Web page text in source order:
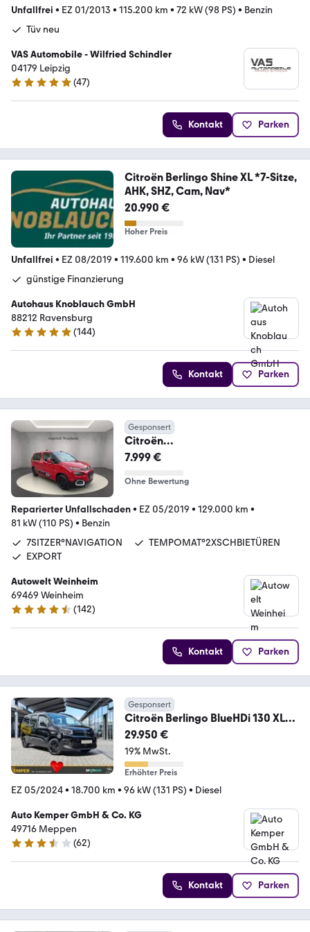
Unfallfrei • EZ 01/2013 • 115.200 km • 72 kW (98 PS) • Benzin
Tüv neu
VAS Automobile - Wilfried Schindler
04179 Leipzig
4.9 Sterne
(47)
Kontakt Parken
Citroën Berlingo Shine XL *7-Sitze,
AHK, SHZ, Cam, Nav*
20.990 €
Hoher Preis
Unfallfrei • EZ 08/2019 • 119.600 km • 96 kW (131 PS) • Diesel
günstige Finanzierung
Autohaus Knoblauch GmbH
88212 Ravensburg
5 Sterne
(144)
Kontakt Parken
Gesponsert
Citroën
BERLINGO°FEEL°M°NAV°KAMERA
7.999 €
Ohne Bewertung
Reparierter Unfallschaden• EZ 05/2019 • 129.000 km •
81 kW (110 PS) • Benzin
7SITZER°NAVIGATION
TEMPOMAT°2XSCHBIETÜREN
EXPORT
Autowelt Weinheim
69469 Weinheim
4.7 Sterne
(142)
Kontakt Parken
Gesponsert
Citroën Berlingo BlueHDi 130 XL
Max Autom. *Navi*7 Sitze
29.950 €
19% MwSt.
Erhöhter Preis
EZ 05/2024• 18.700 km • 96 kW (131 PS) • Diesel
Auto Kemper GmbH & Co. KG
49716 Meppen
3.5 Sterne
(62)
Kontakt Parken